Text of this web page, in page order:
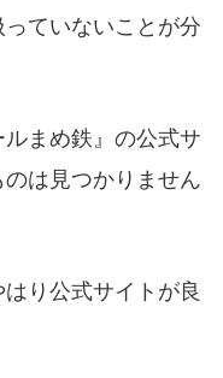
ていないことが分
まめ鉄』の公式サ
は見つかりません
り公式サイトが良